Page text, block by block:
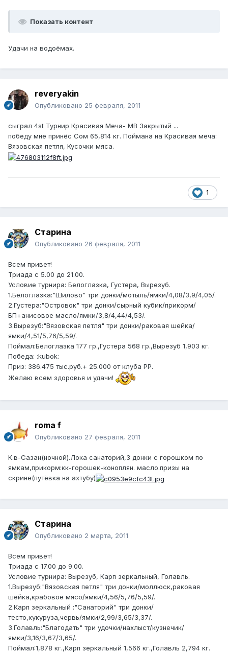
Показать контент
Удачи на водоёмах.
reveryakin
Опубликовано 25 февраля, 2011
сыграл 4st Турнир Красивая Меча- МВ Закрытый ...
победу мне принёс Сом 65,814 кг. Поймана на Красивая меча:
Вязовская петля, Кусочки мяса.
1
Старина
Опубликовано 26 февраля, 2011
Всем привет!
Триада с 5.00 до 21.00.
Условие турнира: Белоглазка, Густера, Вырезуб.
1.Белоглазка:"Шилово" три донки/мотыль/ямки/4,08/3,9/4,05/.
2.Густера:"Островок" три донки/сырный кубик/прикорм/
БП+анисовое масло/ямки/3,8/4,44/4,53/.
3.Вырезуб:"Вязовская петля" три донки/раковая шейка/
ямки/4,51/5,76/5,59/.
Поймал:Белоглазка 177 гр.,Густера 568 гр.,Вырезуб 1,903 кг.
Победа: :kubok:
Приз: 386.475 тыс.руб.+ 25.000 от клуба РР.
Желаю всем здоровья и удачи!
roma f
Опубликовано 27 февраля, 2011
К.в-Сазан(ночной).Лока санаторий,3 донки с горошком по
ямкам,прикорм:кк-горошек-коноплян. масло.призы на
скрине(путёвка на ахтубу)
Старина
Опубликовано 2 марта, 2011
Всем привет!
Триада с 17.00 до 9.00.
Условие турнира: Вырезуб, Карп зеркальный, Голавль.
1.Вырезуб:"Вязовская петля" три донки/моллюск,раковая
шейка,крабовое мясо/ямки/4,56/5,76/5,59/.
2.Карп зеркальный :"Санаторий" три донки/
тесто,кукуруза,червь/ямки/2,99/3,65/3,37/.
3.Голавль:"Благодать" три удочки/нахлыст/кузнечик/
ямки/3,16/3,67/3,65/.
Поймал:1,878 кг.,Карп зеркальный 1,566 кг.,Голавль 2,794 кг.